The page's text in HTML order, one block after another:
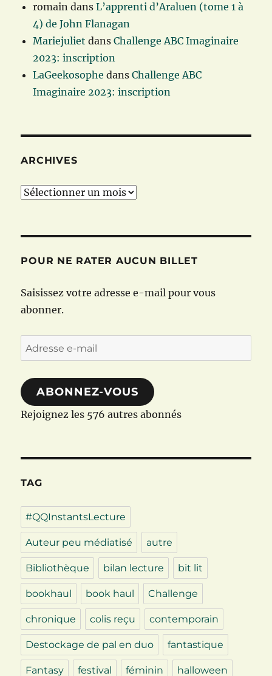
romain dansL’apprenti d’Araluen (tome 1 à
4) de John Flanagan
Mariejuliet dansChallenge ABC Imaginaire
2023: inscription
LaGeekosophe dansChallenge ABC
Imaginaire 2023: inscription
ARCHIVES
Archives
POUR NE RATER AUCUN BILLET
Saisissez votre adresse e-mail pour vous
abonner.
Adresse
e-
mail
ABONNEZ-VOUS
Rejoignez les 576 autres abonnés
TAG
#QQInstantsLecture
Auteur peu médiatisé autre
Bibliothèque bilan lecture bit lit
bookhaul book haul Challenge
chronique colis reçu contemporain
Destockage de pal en duo fantastique
Fantasy festival féminin halloween